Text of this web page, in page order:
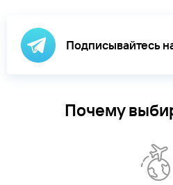
Подписывайтесь
Почему